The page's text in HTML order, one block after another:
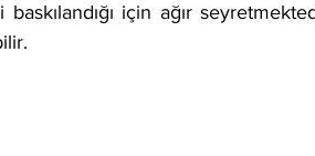
baskılandığı için ağır